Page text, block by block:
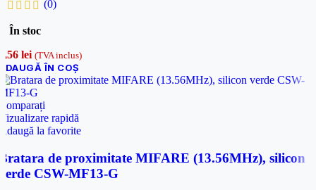
(0)
În stoc
lei (TVA inclus)
ÎN COȘ
rapidă
la favorite
de proximitate MIFARE (13.56MHz), silicon
CSW-MF13-G